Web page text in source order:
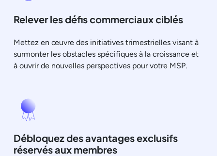
Relever les défis commerciaux ciblés
Mettez en œuvre des initiatives trimestrielles visant à
surmonter les obstacles spécifiques à la croissance et
à ouvrir de nouvelles perspectives pour votre MSP.
Débloquez des avantages exclusifs
réservés aux membres